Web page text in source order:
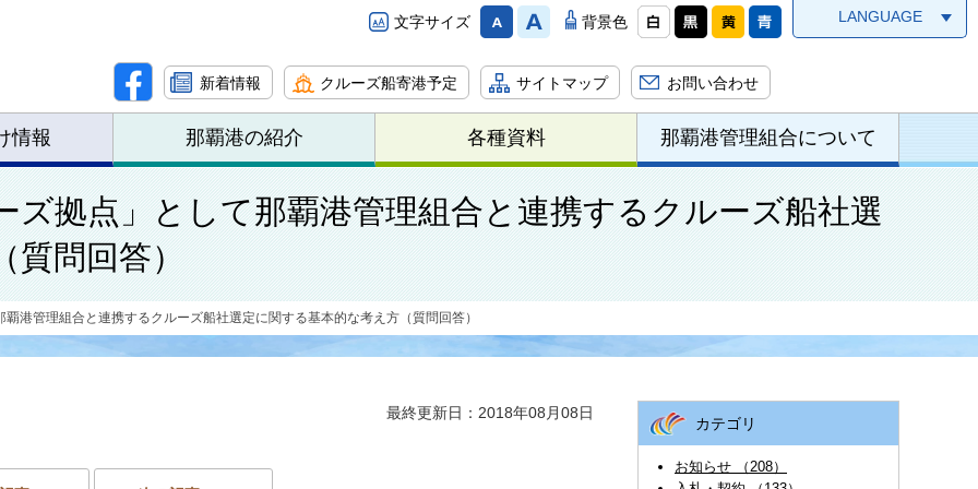
文字サイズ 背景色 LANGUAGE
新着情報 クルーズ船寄港予定 サイトマップ お問い合わせ
情報 那覇港の紹介 各種資料 那覇港管理組合について
ズ拠点」として那覇港管理組合と連携するクルーズ船社選
質問回答）
港管理組合と連携するクルーズ船社選定に関する基本的な考え方（質問回答）
最終更新日：2018年08月08日
カテゴリ
お知らせ （208）